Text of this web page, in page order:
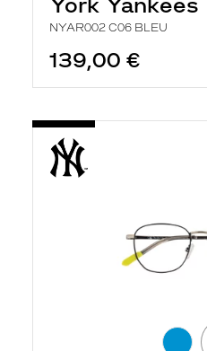
NYAR002 C06 BLEU
139,00 €